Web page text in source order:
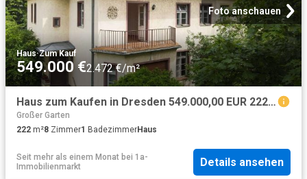
Foto anschauen
Haus·Zum Kauf
549.000 €2.472 €/m²
Haus zum Kaufen in Dresden 549.000,00 EUR 222 m²
Großer Garten
222 m²8 Zimmer1 BadezimmerHaus
Seit mehr als einem Monat bei 1a-
Immobilienmarkt
Details ansehen